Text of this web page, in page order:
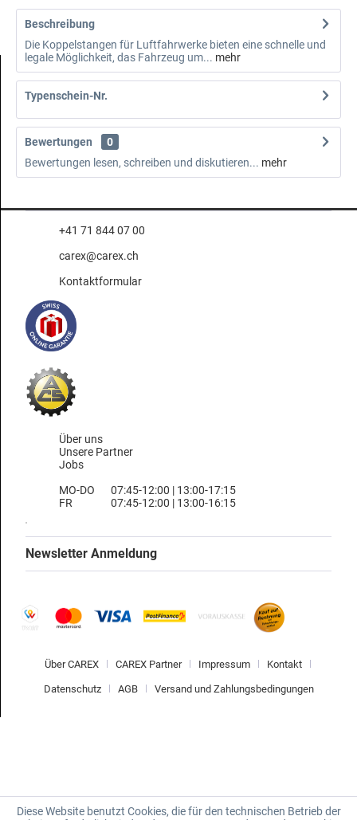
Beschreibung
Die Koppelstangen für Luftfahrwerke bieten eine schnelle und
legale Möglichkeit, das Fahrzeug um... mehr
Typenschein-Nr.
Bewertungen
0
Bewertungen lesen, schreiben und diskutieren... mehr
+41 71 844 07 00
carex@carex.ch
Kontaktformular
Über uns
Unsere Partner
Jobs
MO-DO
FR
07:45-12:00 | 13:00-17:15
07:45-12:00 | 13:00-16:15
Newsletter Anmeldung
Über CAREX CAREX Partner Impressum Kontakt
Datenschutz AGB Versand und Zahlungsbedingungen
Diese Website benutzt Cookies, die für den technischen Betrieb der